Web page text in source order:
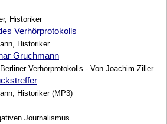
Historiker
Verhörprotokolls
Historiker
Gruchmann
Verhörprotokolls - Von Joachim Ziller
Historiker (MP3)
Journalismus